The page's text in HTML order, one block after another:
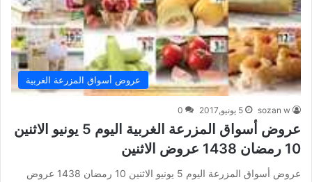
عروض أسواق المزرعة الغربية
sozan w 5 يونيو,2017 0
عروض أسواق المزرعة الغربية اليوم 5 يونيو الاثنين
10 رمضان 1438 عروض الاثنين
عروض أسواق المزرعة اليوم 5 يونيو الاثنين 10 رمضان 1438 عروض